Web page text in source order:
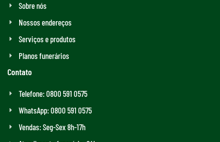
Sobre nós
Nossos endereços
Serviços e produtos
Planos funerários
Contato
Telefone: 0800 591 0575
WhatsApp: 0800 591 0575
Vendas: Seg-Sex 8h-17h